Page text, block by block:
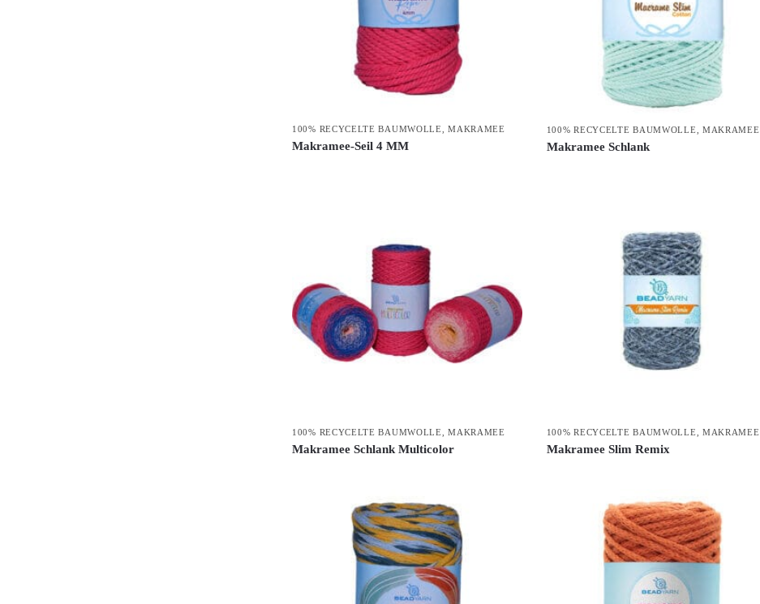
100% RECYCELTE BAUMWOLLE ,MAKRAMEE
Makramee-Seil 4 MM
100% RECYCELTE BAUMWOLLE, MAKRAMEE
Makramee Schlank
100% RECYCELTE BAUMWOLLE ,MAKRAMEE
Makramee Schlank Multicolor
100% RECYCELTE BAUMWOLLE MAKRAMEE
Makramee Slim Remix